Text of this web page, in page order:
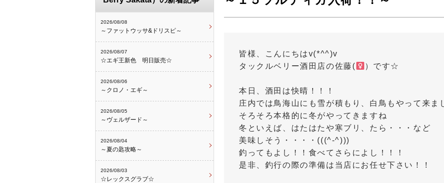
皆様、こんにちはv(*^^)v
タックルベリー酒田店の佐藤(
）です☆
本日、酒田は快晴！！！
庄内では鳥海山にも雪が積もり、白鳥もやって来ま
そろそろ本格的に冬がやってきますね
冬といえば、はたはたや寒ブリ、たら・・・など
美味しそう・・・・(((^-^)))
釣ってもよし！！食べてさらによし！！！
是非、釣行の際の準備は当店にお任せ下さい！！
2026/08/08
～ファットウッサ&ドリスピ～
2026/08/07
☆エギ王新色 明日販売☆
2026/08/06
～クロノ・エギ～
2026/08/05
～ヴェルザード～
2026/08/04
～夏の匙攻略～
2026/08/03
☆レックスグラブ☆